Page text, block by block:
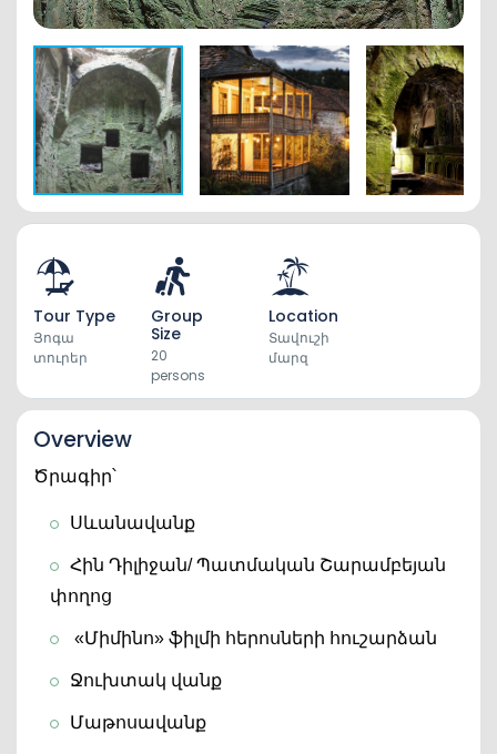
Tour Type
Յոգա
տուրեր
Group
Size
20
persons
Location
Տավուշի
մարզ
Overview
Ծրագիր՝
Սևանավանք
Հին Դիլիջան/ Պատմական Շարամբեյան
փողոց
«Միմինո» ֆիլմի հերոսների հուշարձան
Ջուխտակ վանք
Մաթոսավանք